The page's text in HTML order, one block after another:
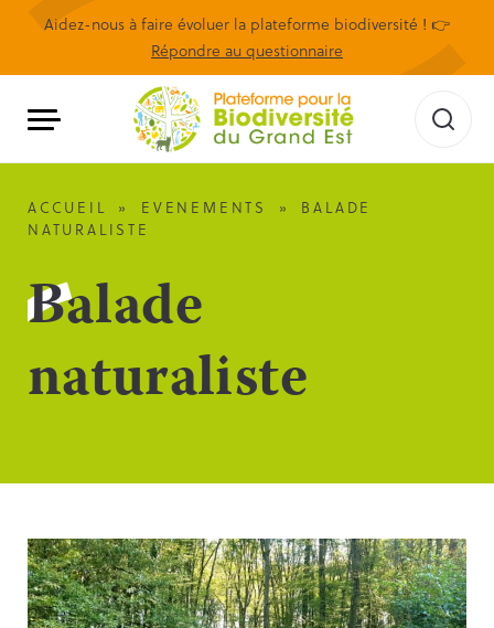
Aidez-nous à faire évoluer la plateforme biodiversité ! 👉
Répondre au questionnaire
ACCUEIL » EVENEMENTS »
BALADE
NATURALISTE
Balade
naturaliste